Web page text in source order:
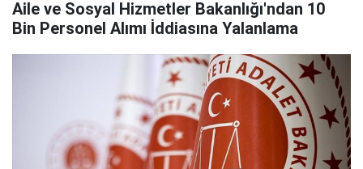
Aile ve Sosyal Hizmetler Bakanlığı'ndan 10
Bin Personel Alımı İddiasına Yalanlama